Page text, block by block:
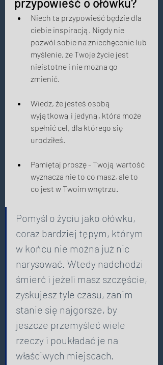
Niech ta przypowieść będzie dla
ciebie inspiracją. Nigdy nie
pozwól sobie na zniechęcenie lub
myślenie, że Twoje życie jest
nieistotne i nie można go
zmienić.
Wiedz, że jesteś osobą
wyjątkową i jedyną, która może
spełnić cel, dla którego się
urodziłeś.
Pamiętaj proszę - Twoją wartość
wyznacza nie to co masz, ale to
co jest w Twoim wnętrzu.
Pomyśl o życiu jako ołówku,
coraz bardziej tępym, którym
w końcu nie można już nic
narysować. Wtedy nadchodzi
śmierć i jeżeli masz szczęście,
zyskujesz tyle czasu, zanim
stanie się najgorsze, by
jeszcze przemyśleć wiele
rzeczy i poukładać je na
właściwych miejscach.